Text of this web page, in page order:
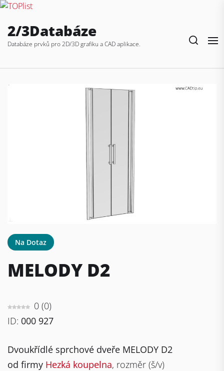
the
2/3Databáze
Databáze prvků pro 2D/3D grafiku a CAD aplikace.
Na Dotaz
MELODY D2
0 (0)
ID: 000 927
Dvoukřídlé sprchové dveře MELODY D2
od firmy Hezká koupelna, rozměr (š/v)